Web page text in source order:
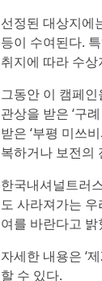
선정된 대상지에
등이 수여된다.
취지에 따라 수
그동안 이 캠페
관상을 받은 ‘구
받은 ‘부평 미쓰
복하거나 보전의
한국내셔널트러
도 사라져가는
여를 바란다고 밝
자세한 내용은 ‘
할 수 있다.